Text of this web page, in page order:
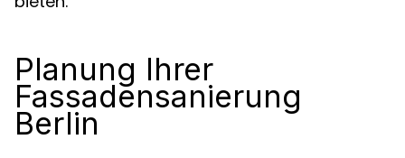
Planung Ihrer
Fassadensanierung
Berlin